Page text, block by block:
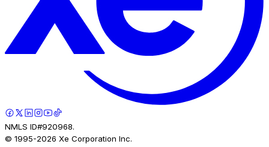
NMLS ID#920968.
© 1995-2026 Xe Corporation Inc.